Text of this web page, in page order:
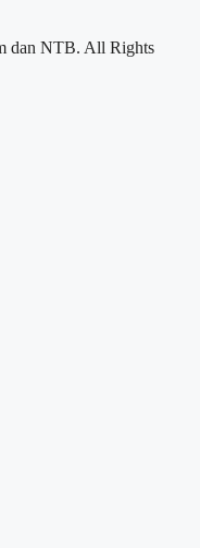
dan NTB. All Rights